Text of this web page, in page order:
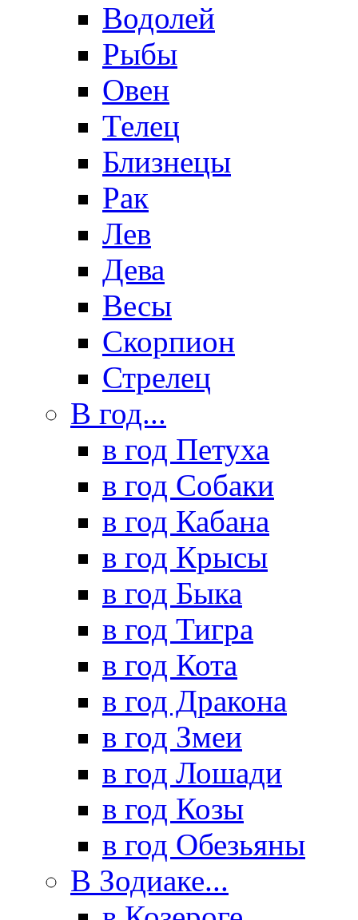
Водолей
Рыбы
Овен
Телец
Близнецы
Рак
Лев
Дева
Весы
Скорпион
Стрелец
В год...
в год Петуха
в год Собаки
в год Кабана
в год Крысы
в год Быка
в год Тигра
в год Кота
в год Дракона
в год Змеи
в год Лошади
в год Козы
в год Обезьяны
В Зодиаке...